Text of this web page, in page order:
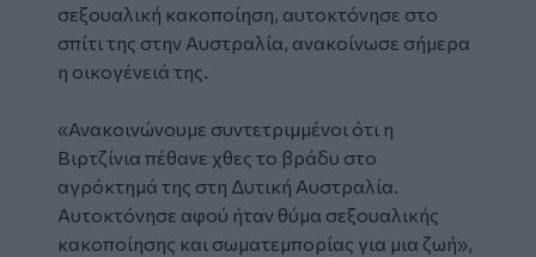
σεξουαλική κακοποίηση, αυτοκτόνησε στο
σπίτι της στην Αυστραλία, ανακοίνωσε σήμερα
η οικογένειά της.
«Ανακοινώνουμε συντετριμμένοι ότι η
Βιρτζίνια πέθανε χθες το βράδυ στο
αγρόκτημά της στη Δυτική Αυστραλία.
Αυτοκτόνησε αφού ήταν θύμα σεξουαλικής
κακοποίησης και σωματεμπορίας για μια ζωή»,